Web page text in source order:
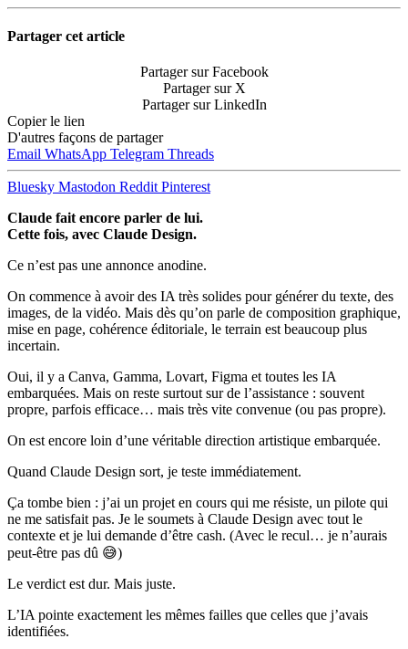
Partager cet article
Partager sur Facebook
Partager sur X
Partager sur LinkedIn
Copier le lien
D'autres façons de partager
Email WhatsApp Telegram Threads
Bluesky Mastodon Reddit Pinterest
Claude fait encore parler de lui.
Cette fois, avec Claude Design.
Ce n’est pas une annonce anodine.
On commence à avoir des IA très solides pour générer du texte, des
images, de la vidéo. Mais dès qu’on parle de composition graphique,
mise en page, cohérence éditoriale, le terrain est beaucoup plus
incertain.
Oui, il y a Canva, Gamma, Lovart, Figma et toutes les IA
embarquées. Mais on reste surtout sur de l’assistance : souvent
propre, parfois efficace… mais très vite convenue (ou pas propre).
On est encore loin d’une véritable direction artistique embarquée.
Quand Claude Design sort, je teste immédiatement.
Ça tombe bien : j’ai un projet en cours qui me résiste, un pilote qui
ne me satisfait pas. Je le soumets à Claude Design avec tout le
contexte et je lui demande d’être cash. (Avec le recul… je n’aurais
peut‑être pas dû 😅)
Le verdict est dur. Mais juste.
L’IA pointe exactement les mêmes failles que celles que j’avais
identifiées.